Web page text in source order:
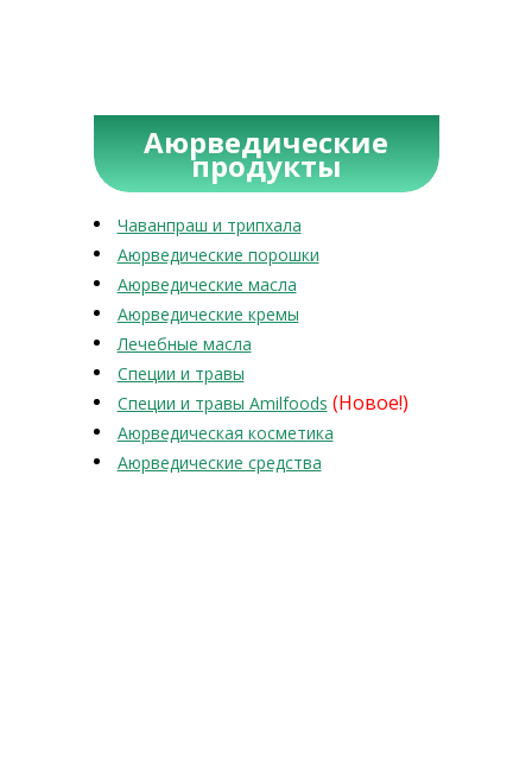
Аюрведические
продукты
Чаванпраш и трипхала
Аюрведические порошки
Аюрведические масла
Аюрведические кремы
Лечебные масла
Специи и травы
Специи и травы Amilfoods (Новое!)
Аюрведическая косметика
Аюрведические средства